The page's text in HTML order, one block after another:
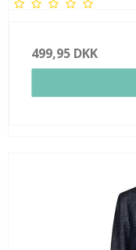
499,95 DKK